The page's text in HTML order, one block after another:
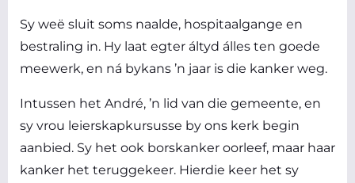
Sy weë sluit soms naalde, hospitaalgange en
bestraling in. Hy laat egter áltyd álles ten goede
meewerk, en ná bykans ’n jaar is die kanker weg.
Intussen het André, ’n lid van die gemeente, en
sy vrou leierskapkursusse by ons kerk begin
aanbied. Sy het ook borskanker oorleef, maar haar
kanker het teruggekeer. Hierdie keer het sy